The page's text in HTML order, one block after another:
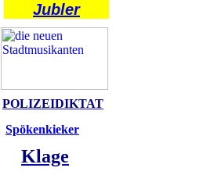
Jubler
POLIZEIDIKTAT
Spökenkieker
Klage